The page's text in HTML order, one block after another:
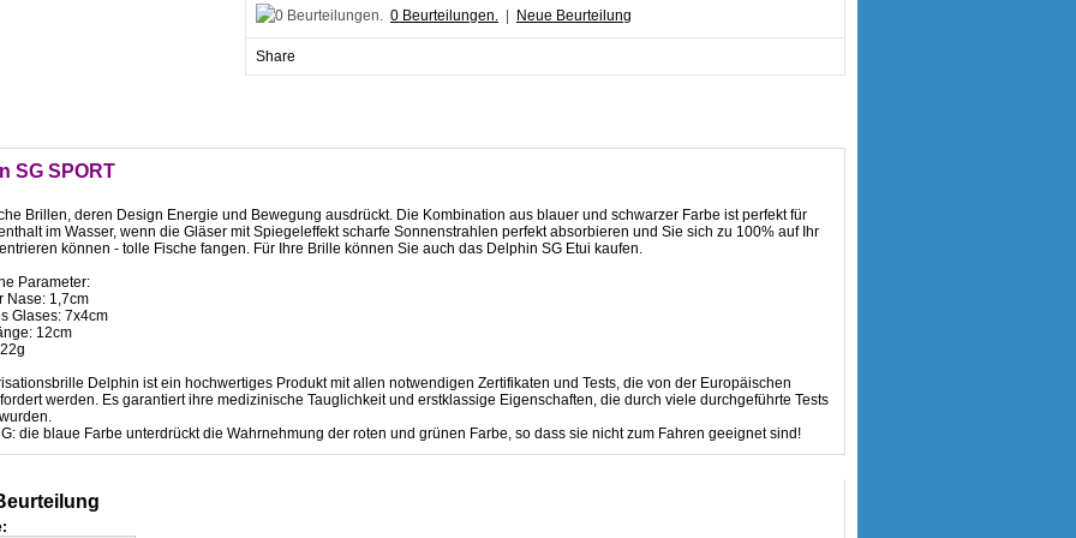
0 Beurteilungen. Neue Beurteilung
Share
SG SPORT
Brillen, deren Design Energie und Bewegung ausdrückt. Die Kombination aus blauer und schwarzer Farbe ist perfekt für
im Wasser, wenn die Gläser mit Spiegeleffekt scharfe Sonnenstrahlen perfekt absorbieren und Sie sich zu 100% auf Ihr
können - tolle Fische fangen. Für Ihre Brille können Sie auch das Delphin SG Etui kaufen.
Parameter:
Nase: 1,7cm
Glases: 7x4cm
12cm
Delphin ist ein hochwertiges Produkt mit allen notwendigen Zertifikaten und Tests, die von der Europäischen
werden. Es garantiert ihre medizinische Tauglichkeit und erstklassige Eigenschaften, die durch viele durchgeführte Tests
die blaue Farbe unterdrückt die Wahrnehmung der roten und grünen Farbe, so dass sie nicht zum Fahren geeignet sind!